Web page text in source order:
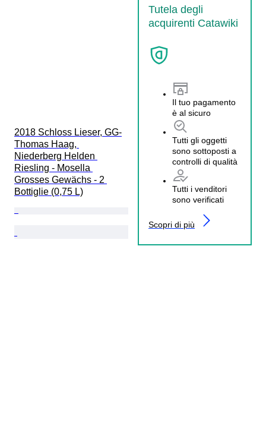
Tutela degli
acquirenti Catawiki
Il tuo pagamento
è al sicuro
Tutti gli oggetti
sono sottoposti a
controlli di qualità
Tutti i venditori
sono verificati
Scopri di più
2018 Schloss Lieser, GG-
Thomas Haag,
Niederberg Helden
Riesling - Mosella
Grosses Gewächs - 2
Bottiglie (0,75 L)